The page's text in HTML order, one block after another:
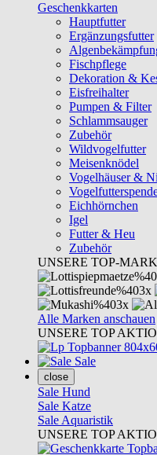
Geschenkkarten
Hauptfutter
Ergänzungsfutter
Fischpflege
Dekoration &
Eisfreihalter
Pumpen & Filter
Schlammsauger
Zubehör
Wildvogelfutter
Meisenknödel
Vogelhäuser &
Eichhörnchen
Igel
Futter & Heu
Zubehör
UNSERE TOP-
Alle Marken anschauen
UNSERE TOP
Sale
close
Sale Hund
Sale Katze
Sale Aquaristik
UNSERE TOP